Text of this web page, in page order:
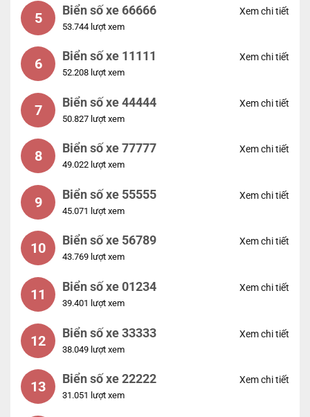
5 Biển số xe 66666
53.744 lượt xem
Xem chi tiết
6 Biển số xe 11111
52.208 lượt xem
Xem chi tiết
7 Biển số xe 44444
50.827 lượt xem
Xem chi tiết
8 Biển số xe 77777
49.022 lượt xem
Xem chi tiết
9 Biển số xe 55555
45.071 lượt xem
Xem chi tiết
10 Biển số xe 56789
43.769 lượt xem
Xem chi tiết
11 Biển số xe 01234
39.401 lượt xem
Xem chi tiết
12 Biển số xe 33333
38.049 lượt xem
Xem chi tiết
13 Biển số xe 22222
31.051 lượt xem
Xem chi tiết